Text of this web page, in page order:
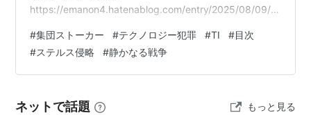
https://emanon4.hatenablog.com/entry/2025/08/09/2
https://emanon4.hatenablog.com/entry/2024/11/18/17
5041 第三次世界大戦後の世界:地球外因子とAIを含めた
集合脳の戦いの後、ゆっくりと答え合わせ
#集団ストーカー #テクノロジー犯罪 #TI #目次
#ステルス侵略 #静かなる戦争
ネットで話題 もっと見る